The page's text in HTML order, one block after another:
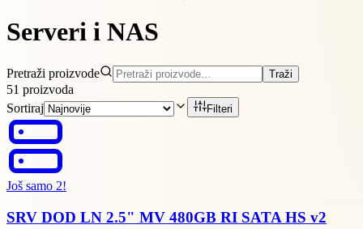
Serveri i NAS
Pretraži proizvode Traži
51 proizvoda
Sortiraj
Filteri
Još samo 2!
SRV DOD LN 2.5" MV 480GB RI SATA HS v2